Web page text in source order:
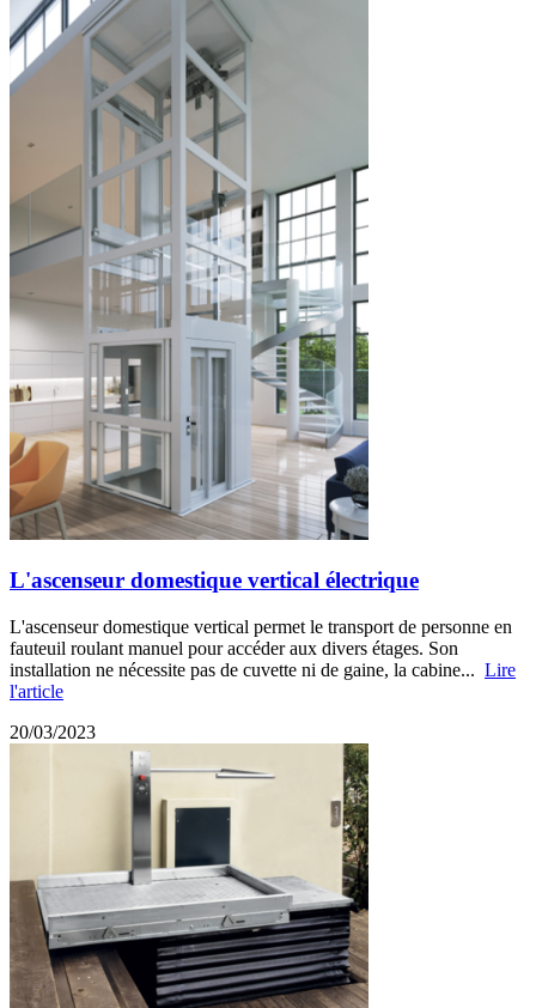
L'ascenseur domestique vertical électrique
L'ascenseur domestique vertical permet le transport de personne en
fauteuil roulant manuel pour accéder aux divers étages. Son
installation ne nécessite pas de cuvette ni de gaine, la cabine... Lire
l'article
20/03/2023